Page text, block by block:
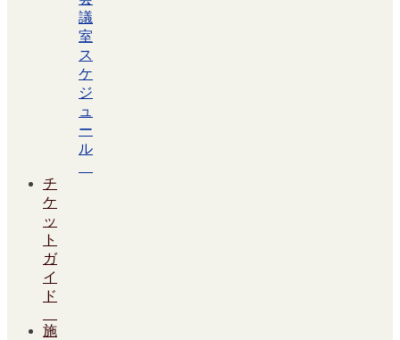
議
室
ス
ケ
ジ
ュ
ー
ル
チ
ケ
ッ
ト
ガ
イ
ド
施